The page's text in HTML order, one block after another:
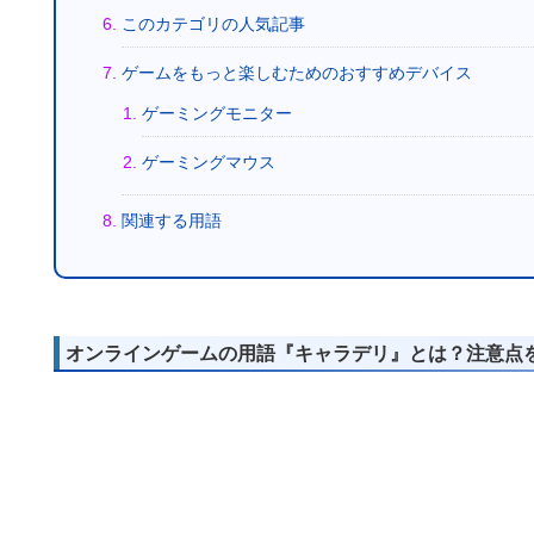
このカテゴリの人気記事
ゲームをもっと楽しむためのおすすめデバイス
ゲーミングモニター
ゲーミングマウス
関連する用語
オンラインゲームの用語『キャラデリ』とは？注意点